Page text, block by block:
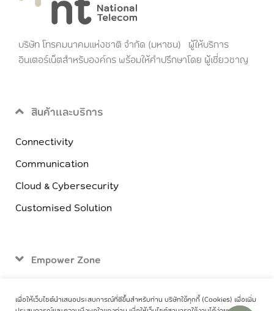
บริษัท โทรคมนาคมแห่งชาติ จำกัด (มหาชน) ผู้ให้บริการ
อินเตอร์เน็ตสำหรับองค์กร พร้อมให้คำปรึกษาโดย ผู้เชี่ยวชาญ
สินค้าและบริการ
Connectivity
Communication
Cloud & Cybersecurity
Customised Solution
Empower Zone
เพื่อให้เว็บไซต์นำเสนอประสบการณ์ที่ดีขึ้นสำหรับท่าน บริษัทใช้คุกกี้ (Cookies) เพื่อเพิ่ม